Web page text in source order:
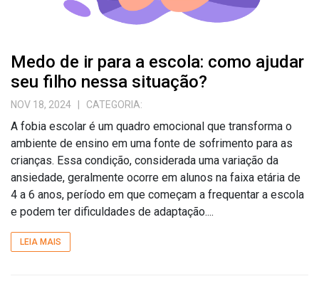
Medo de ir para a escola: como ajudar
seu filho nessa situação?
NOV 18, 2024 | CATEGORIA:
A fobia escolar é um quadro emocional que transforma o
ambiente de ensino em uma fonte de sofrimento para as
crianças. Essa condição, considerada uma variação da
ansiedade, geralmente ocorre em alunos na faixa etária de
4 a 6 anos, período em que começam a frequentar a escola
e podem ter dificuldades de adaptação....
LEIA MAIS